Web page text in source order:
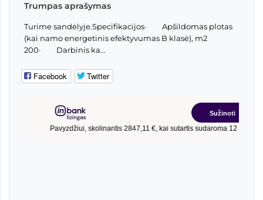
Trumpas aprašymas
Turime sandėlyje.Specifikacijos· Apšildomas plotas
(kai namo energetinis efektyvumas B klasė), m2
200· Darbinis ka...
Facebook Twitter